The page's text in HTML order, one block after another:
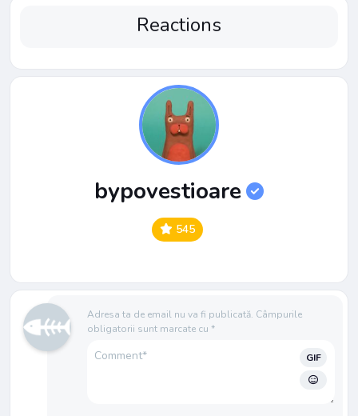
Reactions
bypovestioare
545
Adresa ta de email nu va fi publicată. Câmpurile
obligatorii sunt marcate cu *
GIF